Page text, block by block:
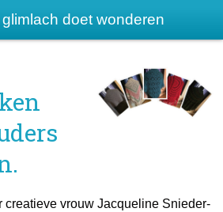
doet wonderen
creatieve vrouw Jacqueline Snieder-